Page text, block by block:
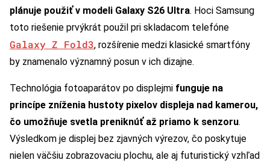
plánuje použiť v modeli Galaxy S26 Ultra. Hoci Samsung
toto riešenie prvýkrát použil pri skladacom telefóne
Galaxy Z Fold3, rozšírenie medzi klasické smartfóny
by znamenalo významný posun v ich dizajne.
Technológia fotoaparátov po displejmi funguje na
princípe zníženia hustoty pixelov displeja nad kamerou,
čo umožňuje svetla preniknúť až priamo k senzoru.
Výsledkom je displej bez zjavných výrezov, čo poskytuje
nielen väčšiu zobrazovaciu plochu, ale aj futuristický vzhľad